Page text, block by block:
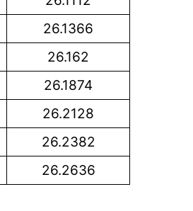
26.1366
26.162
26.1874
26.2128
26.2382
26.2636